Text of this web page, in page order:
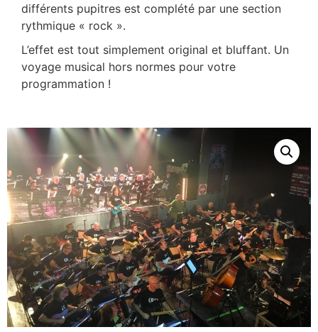
différents pupitres est complété par une section
rythmique « rock ».
L’effet est tout simplement original et bluffant. Un
voyage musical hors normes pour votre
programmation !